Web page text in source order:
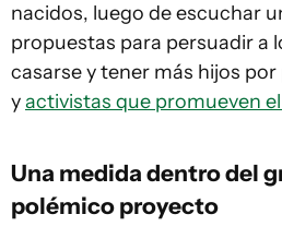
nacidos, luego de escuchar
propuestas para persuadir a
casarse y tener más hijos
yactivistas que promueven
Una medida dentro del
polémico proyecto